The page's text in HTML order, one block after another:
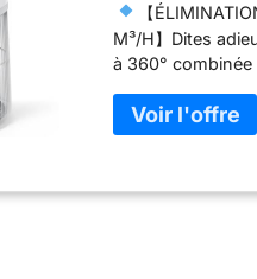
【
M³/H】Dites
à 360°
flottants en 1
une amélioration
CHARBON